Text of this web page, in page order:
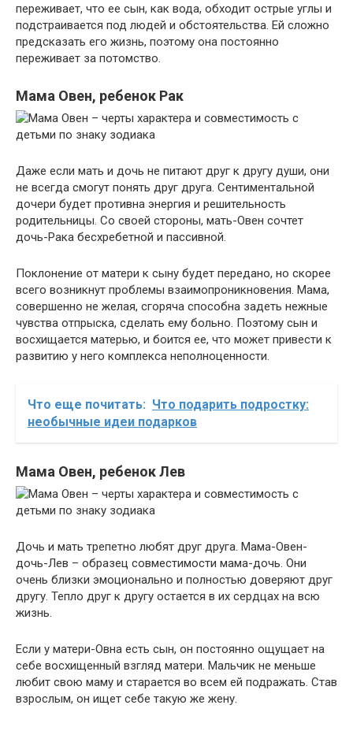
переживает, что ее сын, как вода, обходит острые углы и
подстраивается под людей и обстоятельства. Ей сложно
предсказать его жизнь, поэтому она постоянно
переживает за потомство.
Мама Овен, ребенок Рак
Даже если мать и дочь не питают друг к другу души, они
не всегда смогут понять друг друга. Сентиментальной
дочери будет противна энергия и решительность
родительницы. Со своей стороны, мать-Овен сочтет
дочь-Рака бесхребетной и пассивной.
Поклонение от матери к сыну будет передано, но скорее
всего возникнут проблемы взаимопроникновения. Мама,
совершенно не желая, сгоряча способна задеть нежные
чувства отпрыска, сделать ему больно. Поэтому сын и
восхищается матерью, и боится ее, что может привести к
развитию у него комплекса неполноценности.
Что еще почитать: Что подарить подростку:
необычные идеи подарков
Мама Овен, ребенок Лев
Дочь и мать трепетно ​​любят друг друга. Мама-Овен-
дочь-Лев – образец совместимости мама-дочь. Они
очень близки эмоционально и полностью доверяют друг
другу. Тепло друг к другу остается в их сердцах на всю
жизнь.
Если у матери-Овна есть сын, он постоянно ощущает на
себе восхищенный взгляд матери. Мальчик не меньше
любит свою маму и старается во всем ей подражать. Став
взрослым, он ищет себе такую ​​же жену.